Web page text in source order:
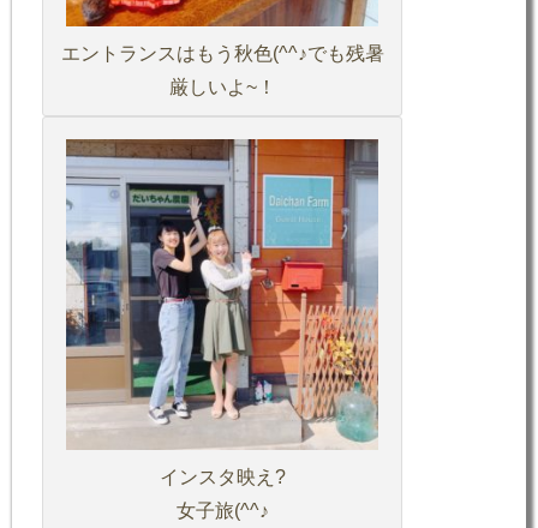
エントランスはもう秋色(^^♪でも残暑
厳しいよ~！
インスタ映え?
女子旅(^^♪